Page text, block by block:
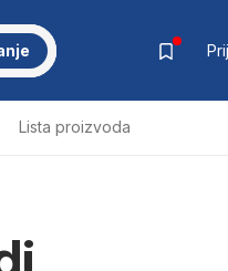
Lista proizvoda